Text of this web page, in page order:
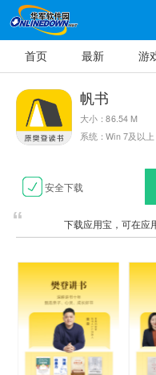
首页 最新 游
帆书
大小：86.54 M
系统：Win 7及以上
安全下载
下载应用宝，可在应